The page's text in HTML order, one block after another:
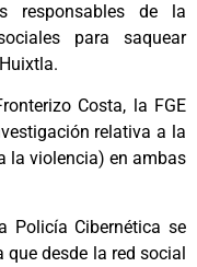
responsables de la
para saquear
Costa, la FGE
relativa a la
la violencia) en ambas
Policía Cibernética se
desde la red social